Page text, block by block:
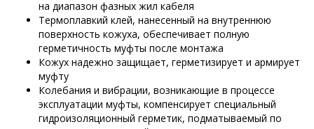
на диапазон фазных жил кабеля
Термоплавкий клей, нанесенный на внутреннюю
поверхность кожуха, обеспечивает полную
герметичность муфты после монтажа
Кожух надежно защищает, герметизирует и армирует
муфту
Колебания и вибрации, возникающие в процессе
эксплуатации муфты, компенсирует специальный
гидроизоляционный герметик, подматываемый по